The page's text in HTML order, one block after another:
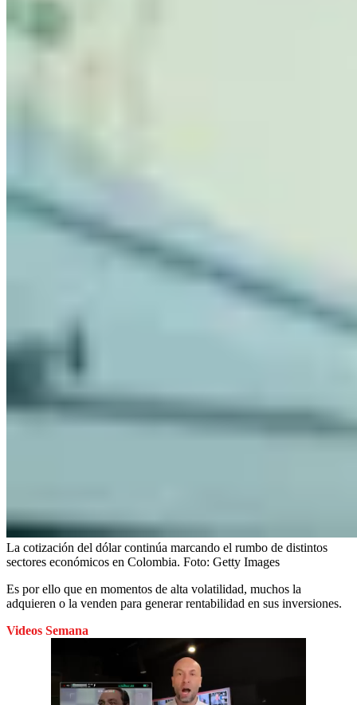
La cotización del dólar continúa marcando el rumbo de distintos
sectores económicos en Colombia. Foto: Getty Images
Es por ello que en momentos de alta volatilidad, muchos la
adquieren o la venden para generar rentabilidad en sus inversiones.
Videos Semana